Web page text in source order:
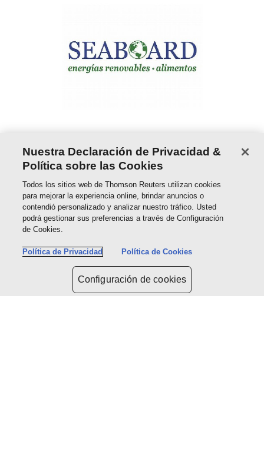
Nuestra Declaración de Privacidad &
Política sobre las Cookies
Todos los sitios web de Thomson Reuters utilizan cookies
para mejorar la experiencia online, brindar anuncios o
contendió personalizado y analizar nuestro tráfico. Usted
podrá gestionar sus preferencias a través de Configuración
de Cookies.
Política de Privacidad Política de Cookies
Configuración de cookies